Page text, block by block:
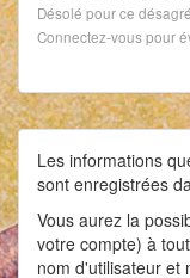
Désolé pour ce
Connectez-vous pour
Les informations
sont enregistrées
Vous aurez la
votre compte) à
nom d'utilisateur et